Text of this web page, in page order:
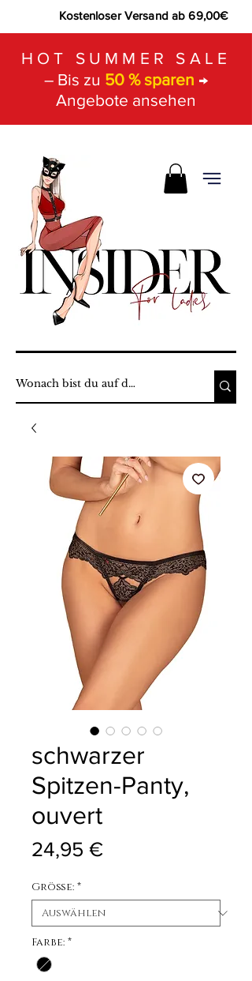
Kostenloser Versand ab 69,00€
HOT SUMMER SALE
– Bis zu 50 % sparen →
Angebote ansehen
schwarzer
Spitzen-Panty,
ouvert
24,95 €Preis
Größe: *
Farbe: *